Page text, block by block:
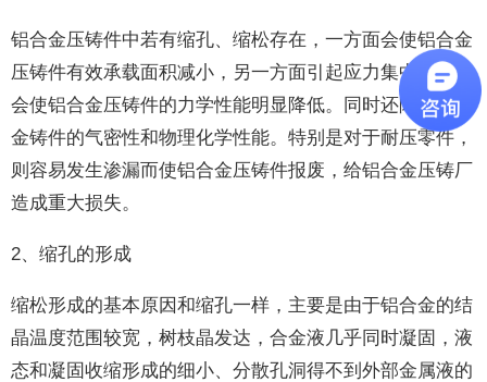
铝合金压铸件中若有缩孔、缩松存在，一方面会使铝合金
压铸件有效承载面积减小，另一方面引起应力集中，且都
会使铝合金压铸件的力学性能明显降低。同时还降低铝合
金铸件的气密性和物理化学性能。特别是对于耐压零件，
则容易发生渗漏而使铝合金压铸件报废，给铝合金压铸厂
造成重大损失。
2、缩孔的形成
缩松形成的基本原因和缩孔一样，主要是由于铝合金的结
晶温度范围较宽，树枝晶发达，合金液几乎同时凝固，液
态和凝固收缩形成的细小、分散孔洞得不到外部金属液的